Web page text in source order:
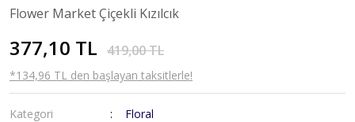
Flower Market Çiçekli Kızılcık
377,10 TL 419,00 TL
*134,96 TL den başlayan taksitlerle!
Kategori
Floral